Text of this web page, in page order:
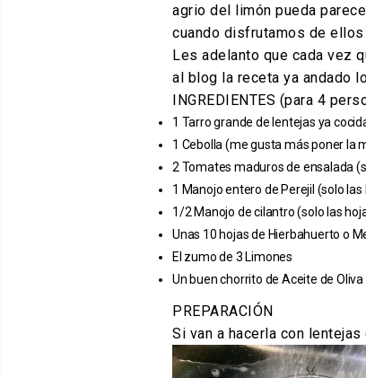
agrio del limón pueda
cuando disfrutamos de
Les adelanto que cada vez
al blog la receta ya andado
INGREDIENTES (para 4
1 Tarro grande de lentejas ya
1 Cebolla (me gusta más poner la
2 Tomates maduros de ensalada
1 Manojo entero de Perejil (solo las
1/2 Manojo de cilantro (solo las
Unas 10 hojas de Hierbahuerto o
El zumo de 3 Limones
Un buen chorrito de Aceite de Oliva
PREPARACIÓN
Si van a hacerla con